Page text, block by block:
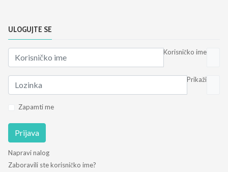
ULOGUJTE SE
Korisničko ime
Prikaži
Zapamti me
Prijava
Napravi nalog
Zaboravili ste korisničko ime?